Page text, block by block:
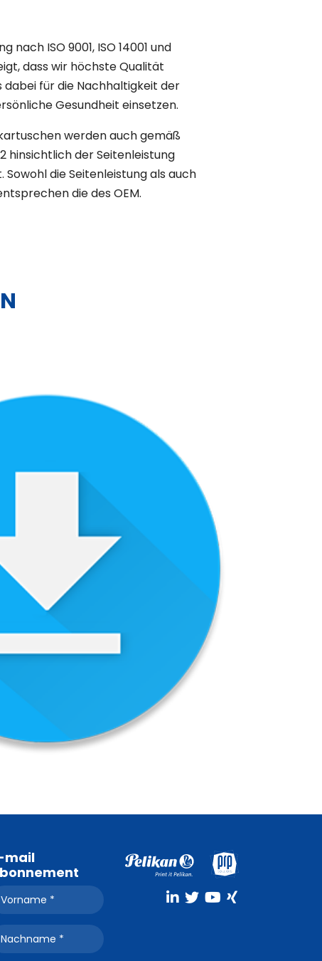
nach ISO 9001, ISO 14001 und
dass wir höchste Qualität
dabei für die Nachhaltigkeit der
Gesundheit einsetzen.
werden auch gemäß
hinsichtlich der Seitenleistung
die Seitenleistung als auch
die des OEM.
mail